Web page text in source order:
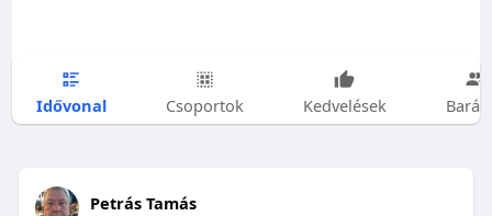
Idővonal Csoportok Kedvelések
Petrás Tamás